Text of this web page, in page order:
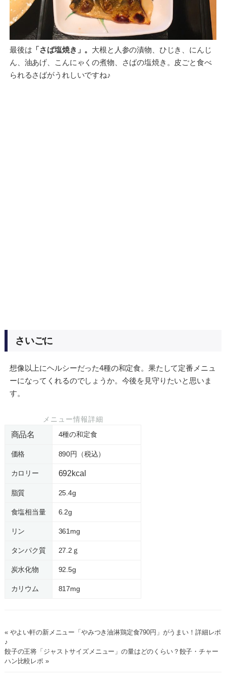
最後は 「さば塩焼き」。 大根と人参の漬物、ひじき、にんじ
ん、油あげ、こんにゃくの煮物、さばの塩焼き。皮ごと食べ
られるさばがうれしいですね♪
さいごに
想像以上にヘルシーだった4種の和定食。果たして定番メニュ
ーになってくれるのでしょうか。今後を見守りたいと思いま
す。
メニュー情報詳細
商品名 4種の和定食
価格 890円（税込）
カロリー 692kcal
脂質 25.4g
食塩相当量 6.2g
リン 361mg
タンパク質 27.2ｇ
炭水化物 92.5g
カリウム 817mg
« やよい軒の新メニュー「やみつき油淋鶏定食790円」がうまい！詳細レポ
♪
餃子の王将「ジャストサイズメニュー」の量はどのくらい？餃子・チャー
ハン比較レポ »